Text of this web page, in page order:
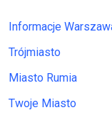
Informacje
Trójmiasto
Miasto Rumia
Twoje Miasto